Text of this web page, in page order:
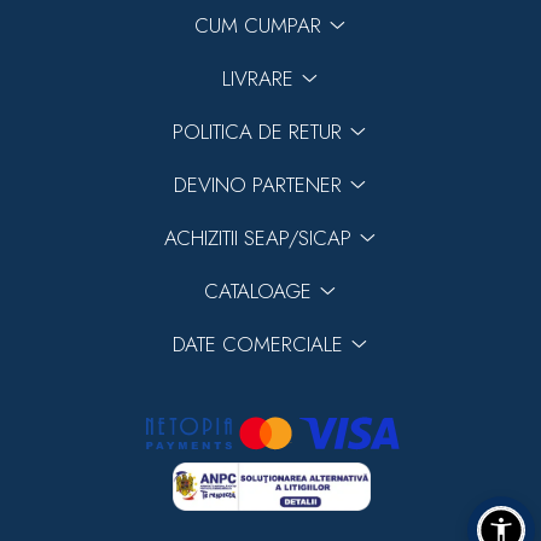
CUM CUMPAR
LIVRARE
POLITICA DE RETUR
DEVINO PARTENER
ACHIZITII SEAP/SICAP
CATALOAGE
DATE COMERCIALE